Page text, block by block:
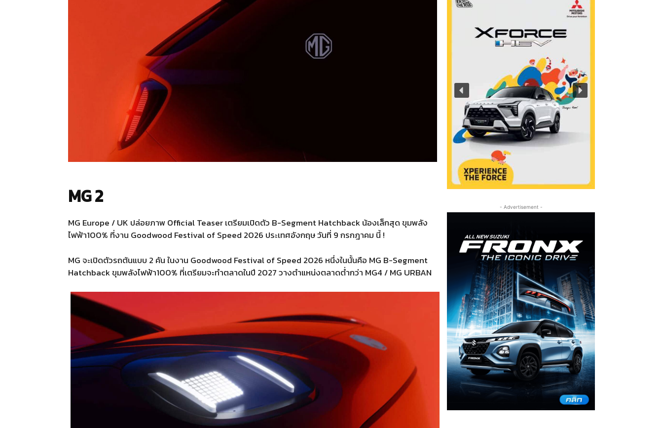
MG 2
MG Europe / UK ปล่อยภาพ Official Teaser เตรียมเปิดตัว B-Segment Hatchback น้องเล็กสุด ขุมพลัง
ไฟฟ้า100% ที่งาน Goodwood Festival of Speed 2026 ประเทศอังกฤษ วันที่ 9 กรกฎาคม นี้ !
MG จะเปิดตัวรถต้นแบบ 2 คัน ในงาน Goodwood Festival of Speed 2026 หนึ่งในนั้นคือ MG B-Segment
Hatchback ขุมพลังไฟฟ้า100% ที่เตรียมจะทำตลาดในปี 2027 วางตำแหน่งตลาดต่ำกว่า MG4 / MG URBAN
- Advertisement -